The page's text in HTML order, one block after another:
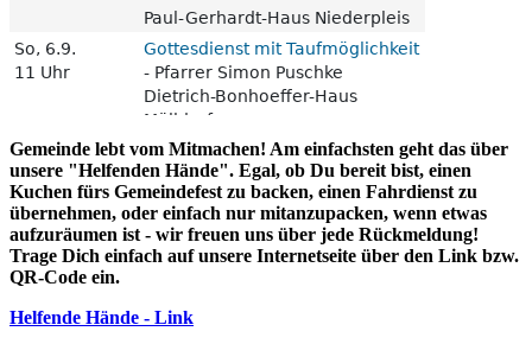
Gemeinde lebt vom Mitmachen! Am einfachsten geht das über
unsere "Helfenden Hände". Egal, ob Du bereit bist, einen
Kuchen fürs Gemeindefest zu backen, einen Fahrdienst zu
übernehmen, oder einfach nur mitanzupacken, wenn etwas
aufzuräumen ist - wir freuen uns über jede Rückmeldung!
Trage Dich einfach auf unsere Internetseite über den Link bzw.
QR-Code ein.
Helfende Hände - Link